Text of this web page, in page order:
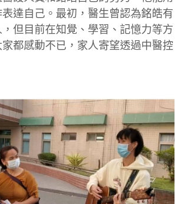
達自己。最初，醫生曾認為銘皓有
但目前在知覺、學習、記憶力等方
都感動不已，家人寄望透過中醫控